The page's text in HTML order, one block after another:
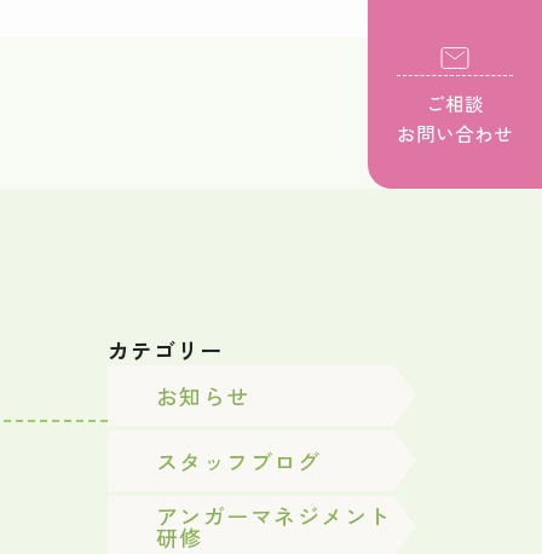
ご相談
お問い合わせ
カテゴリー
お知らせ
スタッフブログ
アンガーマネジメント
研修